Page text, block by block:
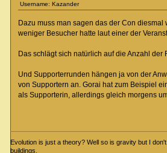
Username: Kazander
Dazu muss man sagen das der Con diesmal
weniger Besucher hatte laut einer der
Das schlägt sich natürlich auf die Anzahl der
Und Supporterrunden hängen ja von der
von Supportern an. Gorai hat zum Beispiel
als Supporterin, allerdings gleich morgens
Evolution is just a theory? Well so is gravity but I
buildings.